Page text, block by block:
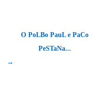
O PoLBo PauL e PaCo
PeSTaNa...
→